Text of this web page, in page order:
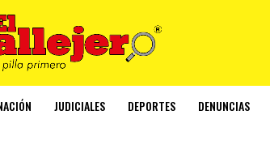
JUDICIALES DEPORTES DENUNCIAS